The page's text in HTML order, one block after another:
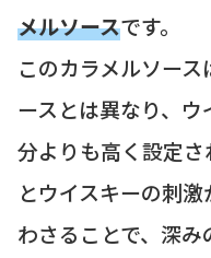
メルソースです。
このカラメルソー
ースとは異なり、
分よりも高く設定
とウイスキーの刺
わさることで、深